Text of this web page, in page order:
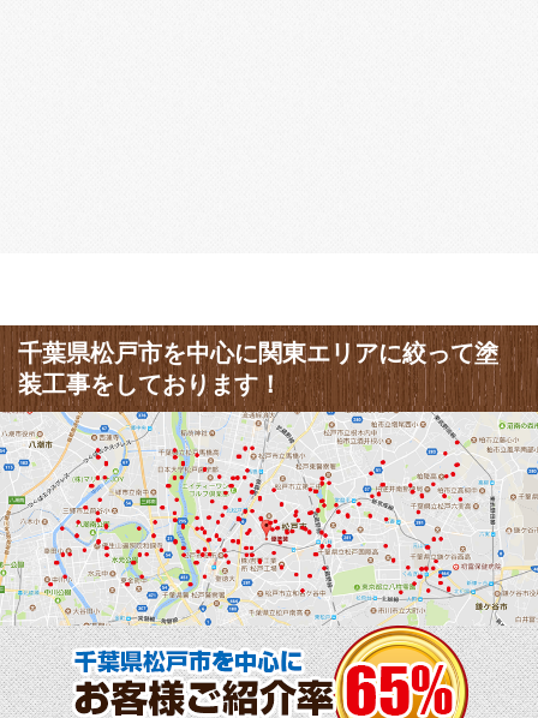
千葉県松戸市を中心に関東エリアに絞って塗
装工事をしております！